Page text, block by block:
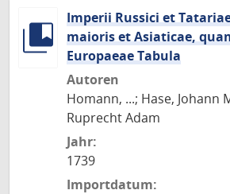
Imperii Russici et
maioris et Asiaticae,
Europaeae Tabula
Autoren
Homann, ...; Hase, Johann
Ruprecht Adam
Jahr:
1739
Importdatum: